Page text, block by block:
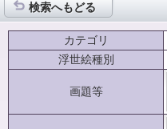
検索へもどる
カテゴリ
浮世絵種別
画題等